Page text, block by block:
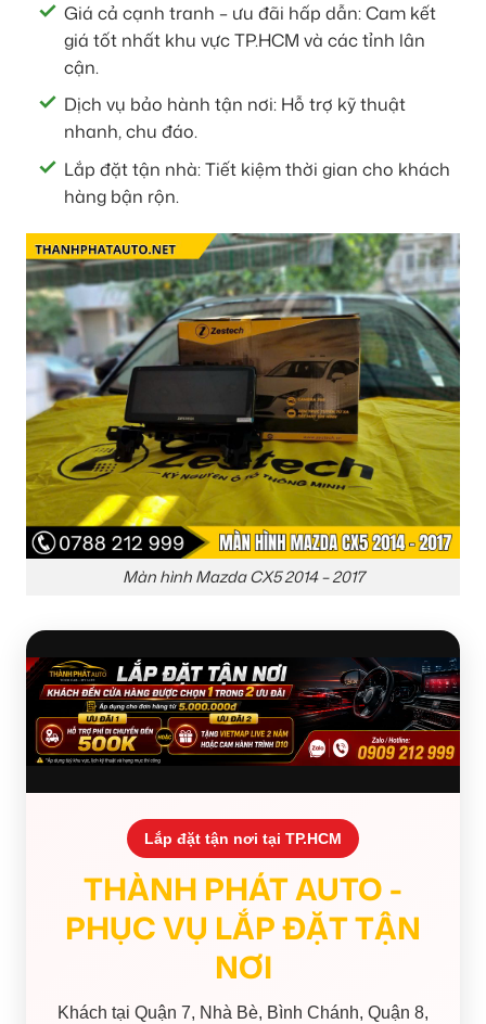
Giá cả cạnh tranh – ưu đãi hấp dẫn: Cam kết
giá tốt nhất khu vực TP.HCM và các tỉnh lân
cận.
Dịch vụ bảo hành tận nơi: Hỗ trợ kỹ thuật
nhanh, chu đáo.
Lắp đặt tận nhà: Tiết kiệm thời gian cho khách
hàng bận rộn.
Màn hình Mazda CX5 2014 – 2017
Lắp đặt tận nơi tại TP.HCM
THÀNH PHÁT AUTO -
PHỤC VỤ LẮP ĐẶT TẬN
NƠI
Khách tại Quận 7, Nhà Bè, Bình Chánh, Quận 8,